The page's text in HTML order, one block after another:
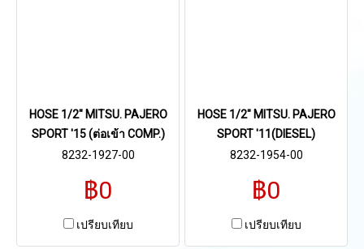
HOSE 1/2" MITSU. PAJERO
SPORT '15 (ต่อเข้า COMP.)
8232-1927-00
฿0
เปรียบเทียบ
HOSE 1/2" MITSU. PAJERO
SPORT '11(DIESEL)
8232-1954-00
฿0
เปรียบเทียบ